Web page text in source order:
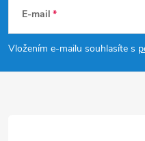
p
a
E-mail
Vložením e-mailu souhlasíte s